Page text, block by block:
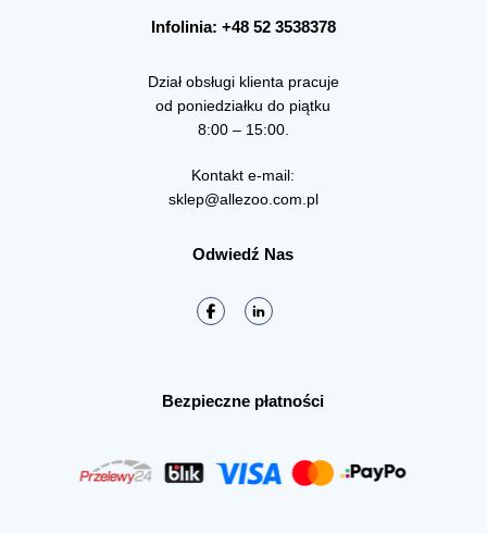
Infolinia: +48 52 3538378
Dział obsługi klienta pracuje
od poniedziałku do piątku
8:00 – 15:00.
Kontakt e-mail:
sklep@allezoo.com.pl
Odwiedź Nas
Bezpieczne płatności